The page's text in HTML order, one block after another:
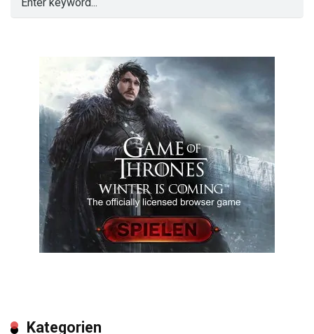
Kategorien